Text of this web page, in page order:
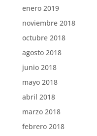
enero 2019
noviembre 2018
octubre 2018
agosto 2018
junio 2018
mayo 2018
abril 2018
marzo 2018
febrero 2018